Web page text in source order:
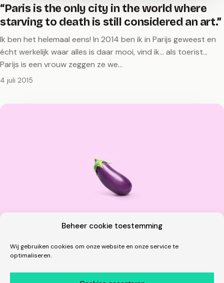
Beheer cookie toestemming
Wij gebruiken cookies om onze website en onze service te
optimaliseren.
“Paris is the only city in the world where
starving to death is still considered an art.”
Ik ben het helemaal eens! In 2014 ben ik in Parijs geweest en
écht werkelijk waar alles is daar mooi, vind ik... als toerist...
Parijs is een vrouw zeggen ze we…
4 juli 2015
Emoji’s in het echt